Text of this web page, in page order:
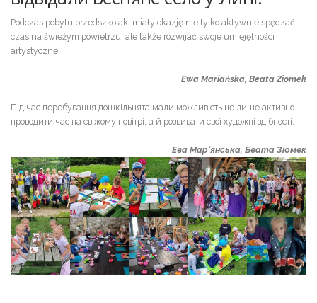
Podczas pobytu przedszkolaki miały okazję nie tylko aktywnie spędzać
czas na świeżym powietrzu, ale także rozwijać swoje umiejętności
artystyczne.
Ewa Mariańska, Beata Ziomek
Під час перебування дошкільнята мали можливість не лише активно
проводити час на свіжому повітрі, а й розвивати свої художні здібності.
Ева Мар’янська, Беата Зіомек